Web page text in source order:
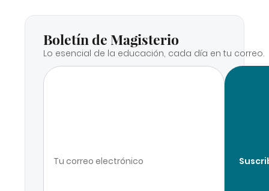
Boletín de Magisterio
Lo esencial de la educación, cada día en tu correo.